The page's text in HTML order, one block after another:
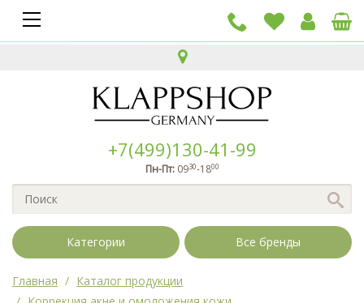
+7(499)130-41-99
Пн-Пт:0930-1800
Категории Все бренды
Главная
Каталог продукции